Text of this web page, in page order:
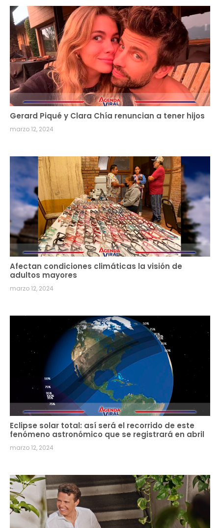
Gerard Piqué y Clara Chía renuncian a tener hijos
marzo 12, 2024
Afectan condiciones climáticas la visión de
adultos mayores
marzo 12, 2024
Eclipse solar total: así será el recorrido de este
fenómeno astronómico que se registrará en abril
marzo 12, 2024